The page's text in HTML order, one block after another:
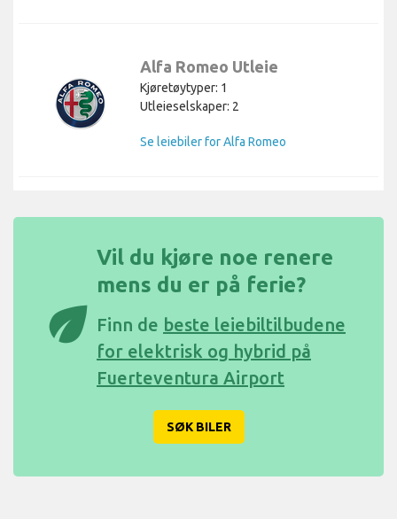
Alfa Romeo Utleie
Kjøretøytyper: 1
Utleieselskaper: 2
Se leiebiler for Alfa Romeo
eco
Vil du kjøre noe renere
mens du er på ferie?
Finn de beste leiebiltilbudene
for elektrisk og hybrid på
Fuerteventura Airport
SØK BILER